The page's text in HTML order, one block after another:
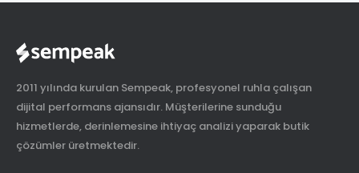
2011 yılında kurulan Sempeak, profesyonel ruhla çalışan
dijital performans ajansıdır. Müşterilerine sunduğu
hizmetlerde, derinlemesine ihtiyaç analizi yaparak butik
çözümler üretmektedir.